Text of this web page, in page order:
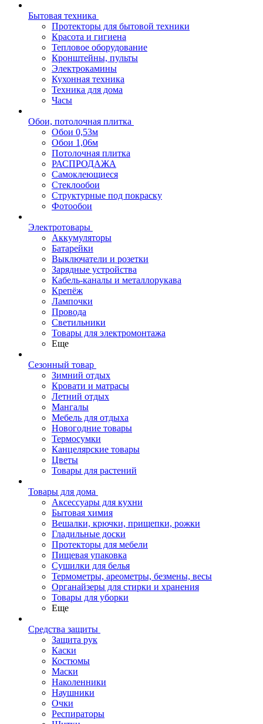
Бытовая техника
Протекторы для бытовой техники
Красота и гигиена
Тепловое оборудование
Кронштейны, пульты
Электрокамины
Кухонная техника
Техника для дома
Часы
Обои, потолочная плитка
Обои 0,53м
Обои 1,06м
Потолочная плитка
РАСПРОДАЖА
Самоклеющиеся
Стеклообои
Структурные под покраску
Фотообои
Электротовары
Аккумуляторы
Батарейки
Выключатели и розетки
Зарядные устройства
Кабель-каналы и металлорукава
Крепёж
Лампочки
Провода
Светильники
Товары для электромонтажа
Еще
Сезонный товар
Зимний отдых
Кровати и матрасы
Летний отдых
Мангалы
Мебель для отдыха
Новогодние товары
Термосумки
Канцелярские товары
Цветы
Товары для растений
Товары для дома
Аксессуары для кухни
Бытовая химия
Вешалки, крючки, прищепки, рожки
Гладильные доски
Протекторы для мебели
Пищевая упаковка
Сушилки для белья
Термометры, ареометры, безмены, весы
Органайзеры для стирки и хранения
Товары для уборки
Еще
Средства защиты
Защита рук
Каски
Костюмы
Маски
Наколенники
Наушники
Очки
Респираторы